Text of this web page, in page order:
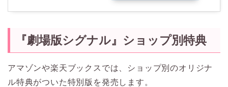
『劇場版シグナル』 ショップ別特典
アマゾンや楽天ブックスでは、ショップ別のオリジナ
ル特典がついた特別版を発売します。